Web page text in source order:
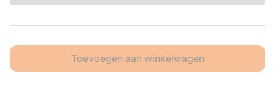
Toevoegen aan winkelwagen